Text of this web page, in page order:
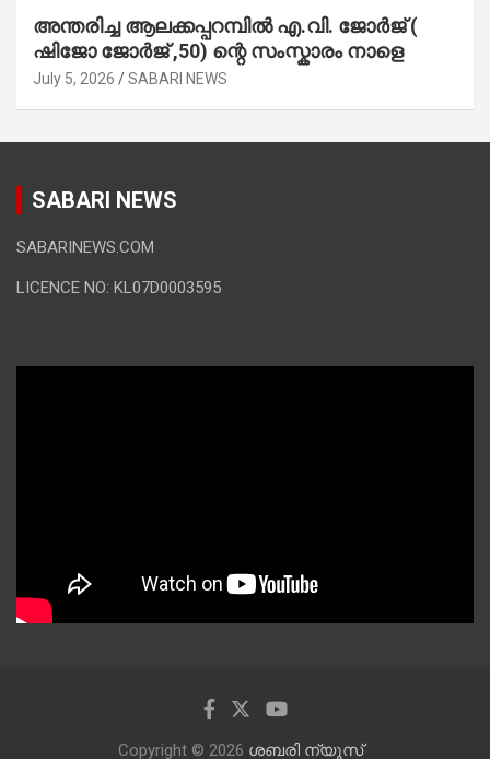
അന്തരിച്ച ആ​ല​ക്ക​പ്പ​റമ്പിൽ​ എ.​വി. ജോ​ർ​ജ് (
ഷിജോ ജോർജ് ,50) ന്റെ സംസ്കാരം നാളെ
July 5, 2026 SABARI NEWS
SABARI NEWS
SABARINEWS.COM
LICENCE NO: KL07D0003595
Copyright © 2026 ശബരി ന്യൂസ്